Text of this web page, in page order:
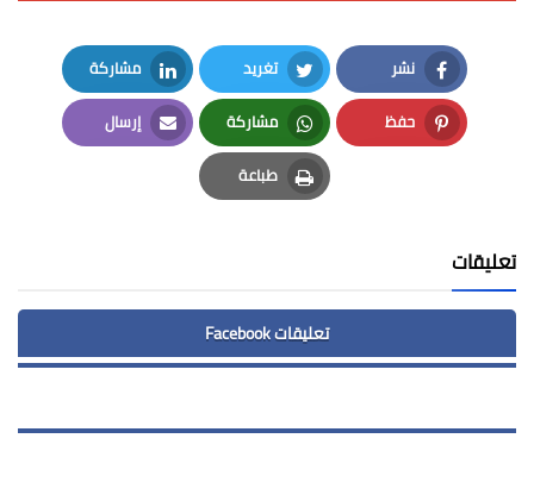
نشر
Facebook
تغريد
Twitter
مشاركة
LinkedIn
حفظ
Pinterest
مشاركة
Whatsapp
إرسال
Email
طباعة
Print
تعليقات
تعليقات Facebook